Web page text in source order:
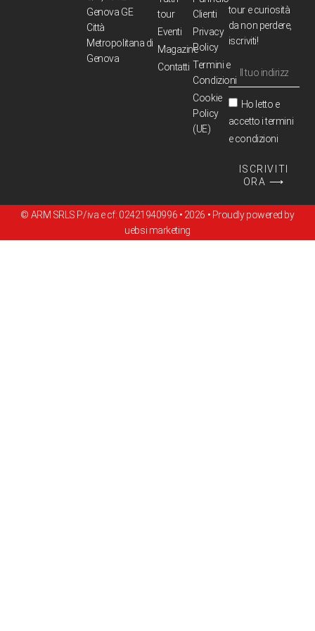
Genova GE
Città
Metropolitana di
Genova
tour
Eventi
Magazine
Contatti
Clienti
Privacy
Policy
Termini e
Condizioni
Cookie
Policy
(UE)
tour e curiosità
da non perdere,
iscriviti!
Ho letto e
accetto i termini
e condizioni
ISCRIVITI
ORA ⟶
© ARM SRLS P/iva e cf: 02421940996 • 2026 • Proudly powered by
uebsi marketing